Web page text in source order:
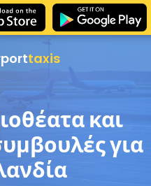
taxis
και
για